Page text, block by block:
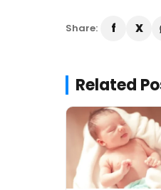
Share:
Related